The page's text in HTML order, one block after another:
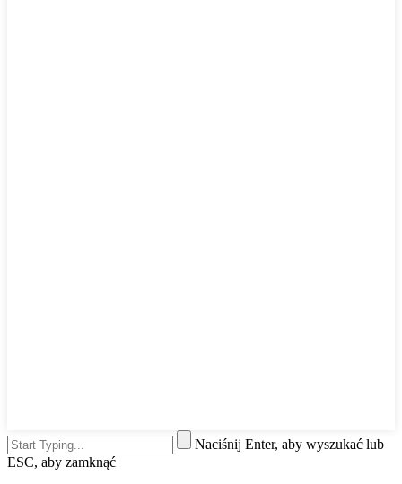
Naciśnij Enter, aby wyszukać lub
ESC, aby zamknąć